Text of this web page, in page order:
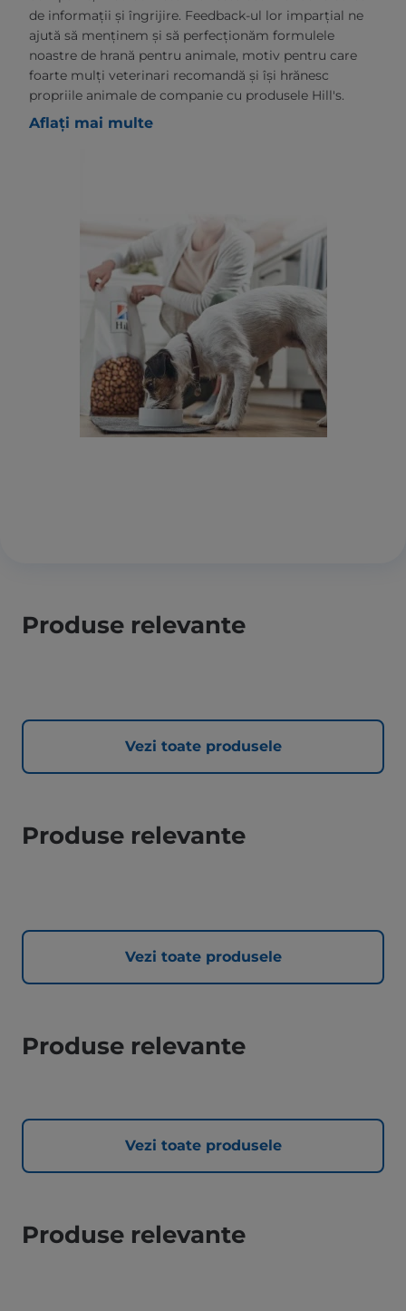
de informații și îngrijire. Feedback-ul lor imparțial ne
ajută să menținem și să perfecționăm formulele
noastre de hrană pentru animale, motiv pentru care
foarte mulți veterinari recomandă și își hrănesc
propriile animale de companie cu produsele Hill's.
Aflați mai multe
Produse relevante
Vezi toate produsele
Produse relevante
Vezi toate produsele
Produse relevante
Vezi toate produsele
Produse relevante